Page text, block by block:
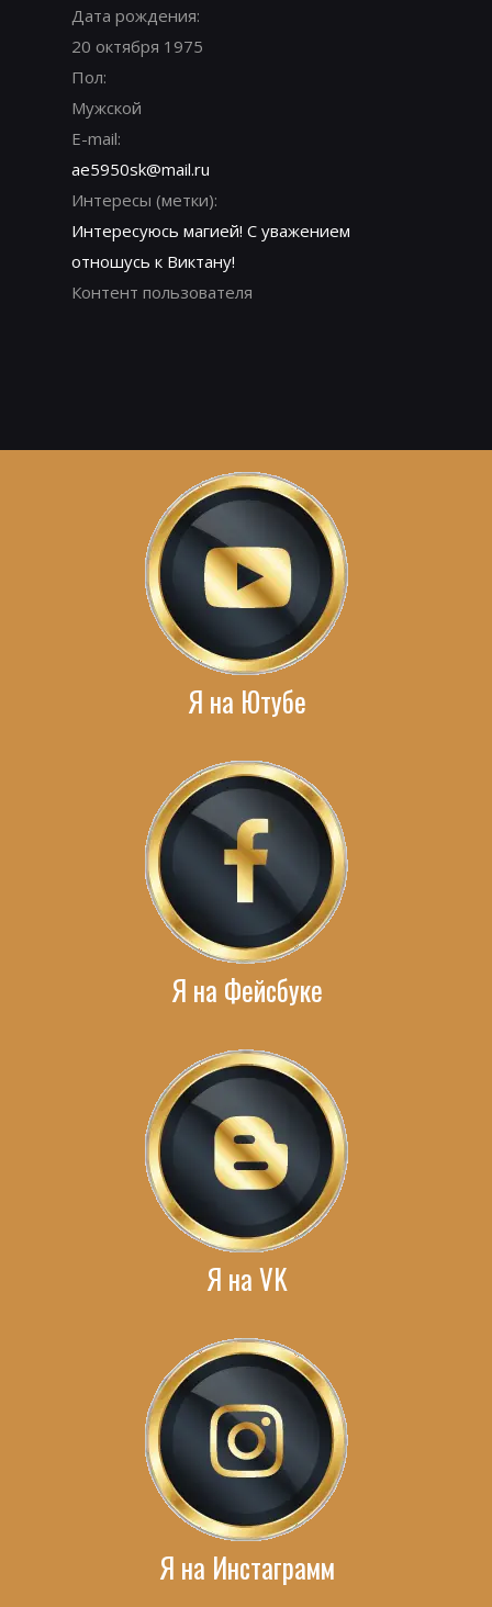
Дата рождения:
20 октября 1975
Пол:
Мужской
E-mail:
ae5950sk@mail.ru
Интересы (метки):
Интересуюсь магией! С уважением
отношусь к Виктану!
Контент пользователя
Я на Ютубе
Я на Фейсбуке
Я на VK
Я на Инстаграмм